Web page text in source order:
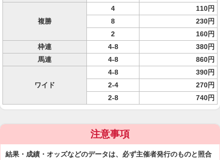
複勝
4
110円
8
230円
2
160円
枠連
4-8
380円
馬連
4-8 860円
ワイド
4-8
390円
2-4
270円
2-8
740円
注意事項
結果・成績・オッズなどのデータは、必ず主催者発行のものと照合